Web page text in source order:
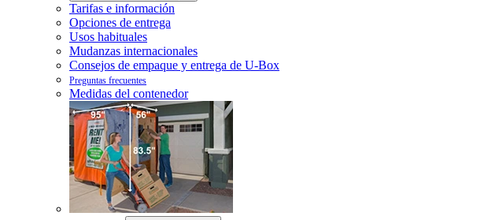
Tarifas e información
Opciones de entrega
Usos habituales
Mudanzas internacionales
Consejos de empaque y entrega de U-Box
Preguntas frecuentes
Medidas del contenedor